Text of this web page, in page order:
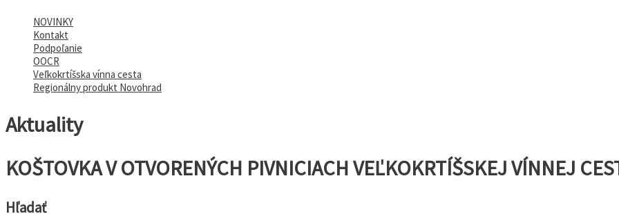
NOVINKY
Kontakt
Podpoľanie
OOCR
Veľkokrtíšska vínna cesta
Regionálny produkt Novohrad
Aktuality
KOŠTOVKA V OTVORENÝCH PIVNICIACH VEĽKOKRTÍŠSKEJ VÍNNEJ
Hľadať